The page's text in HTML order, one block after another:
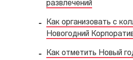
развлечений
Как организовать с
Новогодний
Как отметить Новый